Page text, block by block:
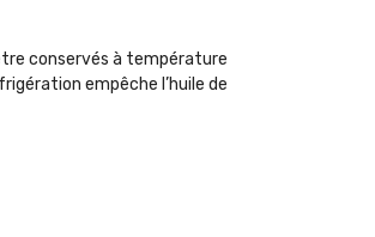
conservés à température
empêche l’huile de